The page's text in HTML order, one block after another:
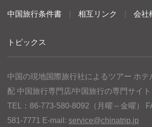
中国旅行条件書 相互リンク 会社
トピックス
中国の現地国際旅行社によるツアー ホテ
配 中国旅行専門店/中国旅行の専門サイト
TEL：86-773-580-8092（月曜～金曜）
581-7771 E-mail: service@chinatrip.jp